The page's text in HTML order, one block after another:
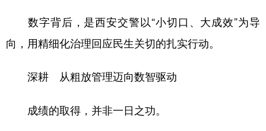
数字背后，是西安交警以“小切口、大成效”为导
向，用精细化治理回应民生关切的扎实行动。
深耕 从粗放管理迈向数智驱动
成绩的取得，并非一日之功。